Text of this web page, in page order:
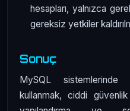
hesapları, yalnızca
gereksiz yetkiler
Sonuç
MySQL sistemlerinde
kullanmak, ciddi